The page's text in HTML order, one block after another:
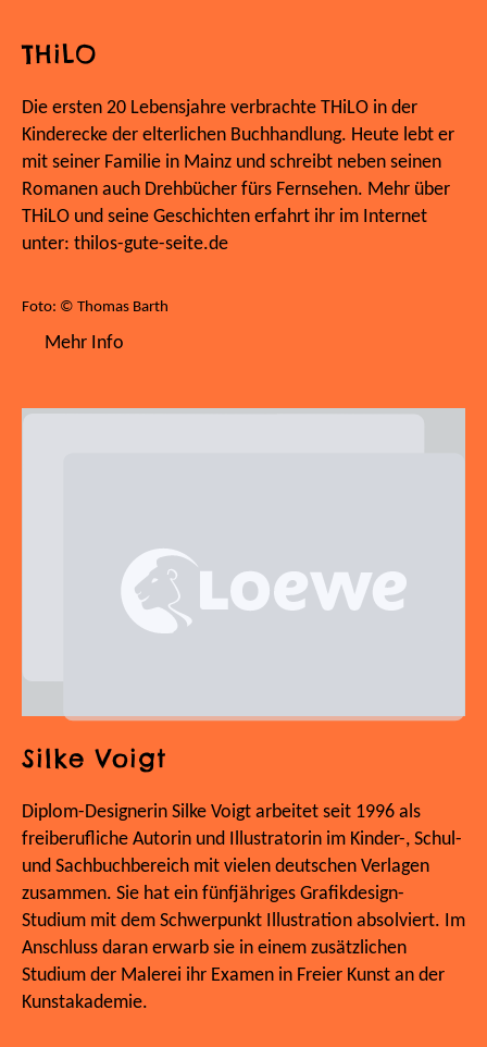
THiLO
Die ersten 20 Lebensjahre verbrachte THiLO in der
Kinderecke der elterlichen Buchhandlung. Heute lebt er
mit seiner Familie in Mainz und schreibt neben seinen
Romanen auch Drehbücher fürs Fernsehen. Mehr über
THiLO und seine Geschichten erfahrt ihr im Internet
unter: thilos-gute-seite.de
Foto: © Thomas Barth
Mehr Info
Silke Voigt
Diplom-Designerin Silke Voigt arbeitet seit 1996 als
freiberufliche Autorin und Illustratorin im Kinder-, Schul-
und Sachbuchbereich mit vielen deutschen Verlagen
zusammen. Sie hat ein fünfjähriges Grafikdesign-
Studium mit dem Schwerpunkt Illustration absolviert. Im
Anschluss daran erwarb sie in einem zusätzlichen
Studium der Malerei ihr Examen in Freier Kunst an der
Kunstakademie.